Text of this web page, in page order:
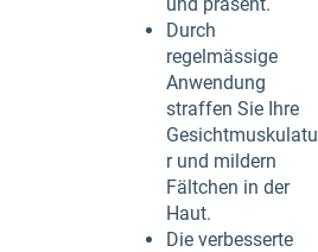
Durch
regelmässige
Anwendung
straffen Sie Ihre
Gesichtmuskulatu
r und mildern
Fältchen in der
Haut.
Die verbesserte